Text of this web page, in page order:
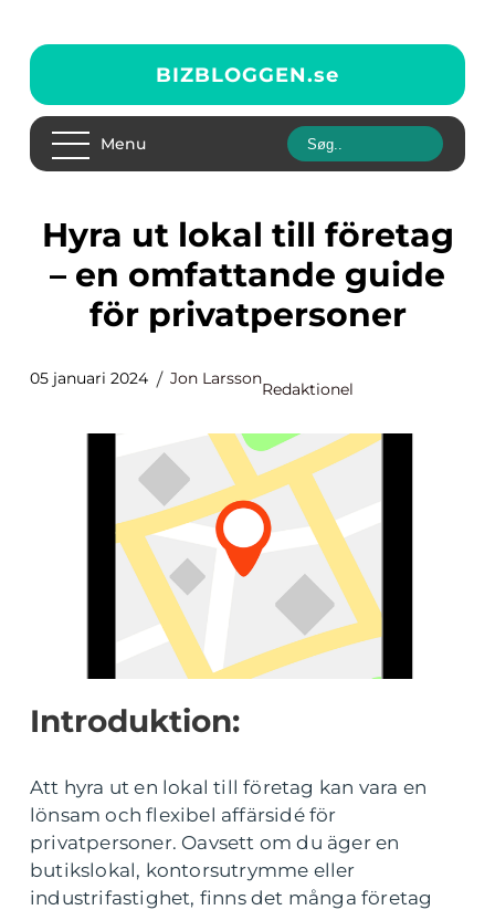
BIZBLOGGEN.se
Menu
Hyra ut lokal till företag
– en omfattande guide
för privatpersoner
05 januari 2024 Jon Larsson
Redaktionel
Introduktion:
Att hyra ut en lokal till företag kan vara en
lönsam och flexibel affärsidé för
privatpersoner. Oavsett om du äger en
butikslokal, kontorsutrymme eller
industrifastighet, finns det många företag